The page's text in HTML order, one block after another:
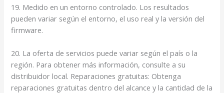
19. Medido en un entorno controlado. Los resultados
pueden variar según el entorno, el uso real y la versión del
firmware.
20. La oferta de servicios puede variar según el país o la
región. Para obtener más información, consulte a su
distribuidor local. Reparaciones gratuitas: Obtenga
reparaciones gratuitas dentro del alcance y la cantidad de la